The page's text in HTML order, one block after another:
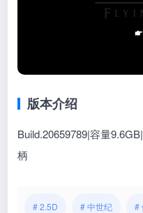
版本介绍
Build.20659789|容量
柄
# 2.5D # 中世纪 #